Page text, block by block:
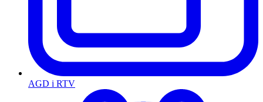
AGD i RTV